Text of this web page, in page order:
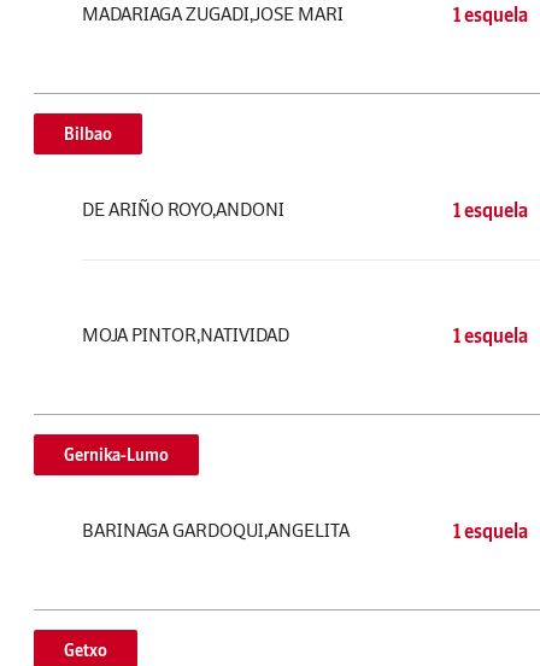
MADARIAGA ZUGADI,JOSE MARI 1 esquela
Bilbao
DE ARIÑO ROYO,ANDONI 1 esquela
MOJA PINTOR,NATIVIDAD 1 esquela
Gernika-Lumo
BARINAGA GARDOQUI,ANGELITA 1 esquela
Getxo